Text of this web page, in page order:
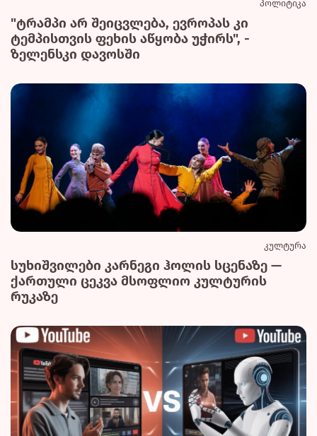
პოლიტიკა
"ტრამპი არ შეიცვლება, ევროპას კი
ტემპისთვის ფეხის აწყობა უჭირს", -
ზელენსკი დავოსში
კულტურა
სუხიშვილები კარნეგი ჰოლის სცენაზე —
ქართული ცეკვა მსოფლიო კულტურის
რუკაზე